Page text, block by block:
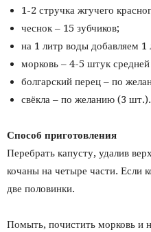
1-2 стручка жгучего
чеснок – 15 зубчиков;
на 1 литр воды добавляем 1
морковь – 4-5 штук
болгарский перец – по
свёкла – по желанию (3 шт.).
Способ приготовления
Перебрать капусту, удалив
кочаны на четыре части. Если
две половинки.
Помыть, почистить морковь и